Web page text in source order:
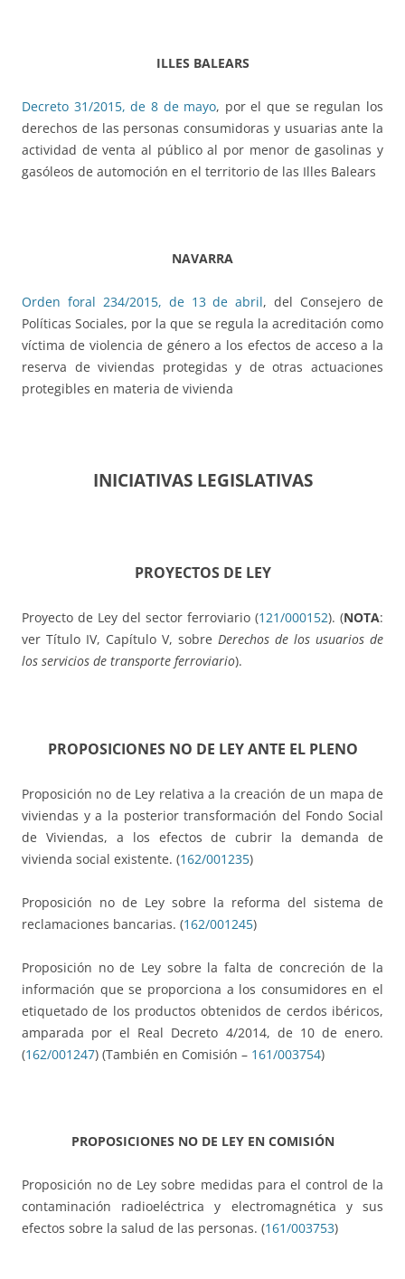
ILLES BALEARS
Decreto 31/2015, de 8 de mayo, por el que se regulan los
derechos de las personas consumidoras y usuarias ante la
actividad de venta al público al por menor de gasolinas y
gasóleos de automoción en el territorio de las Illes Balears
NAVARRA
Orden foral 234/2015, de 13 de abril, del Consejero de
Políticas Sociales, por la que se regula la acreditación como
víctima de violencia de género a los efectos de acceso a la
reserva de viviendas protegidas y de otras actuaciones
protegibles en materia de vivienda
INICIATIVAS LEGISLATIVAS
PROYECTOS DE LEY
Proyecto de Ley del sector ferroviario (121/000152). (NOTA:
ver Título IV, Capítulo V, sobre Derechos de los usuarios de
los servicios de transporte ferroviario).
PROPOSICIONES NO DE LEY ANTE EL PLENO
Proposición no de Ley relativa a la creación de un mapa de
viviendas y a la posterior transformación del Fondo Social
de Viviendas, a los efectos de cubrir la demanda de
vivienda social existente. (162/001235)
Proposición no de Ley sobre la reforma del sistema de
reclamaciones bancarias. (162/001245)
Proposición no de Ley sobre la falta de concreción de la
información que se proporciona a los consumidores en el
etiquetado de los productos obtenidos de cerdos ibéricos,
amparada por el Real Decreto 4/2014, de 10 de enero.
(162/001247) (También en Comisión – 161/003754)
PROPOSICIONES NO DE LEY EN COMISIÓN
Proposición no de Ley sobre medidas para el control de la
contaminación radioeléctrica y electromagnética y sus
efectos sobre la salud de las personas. (161/003753)